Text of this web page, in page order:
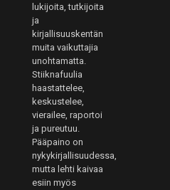
lukijoita, tutkijoita
ja
kirjallisuuskentän
muita vaikuttajia
unohtamatta.
Stiiknafuulia
haastattelee,
keskustelee,
vierailee, raportoi
ja pureutuu.
Pääpaino on
nykykirjallisuudessa,
mutta lehti kaivaa
esiin myös